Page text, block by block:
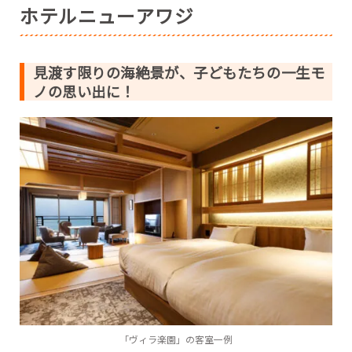
ホテルニューアワジ
見渡す限りの海絶景が、子どもたちの一生モ
ノの思い出に！
「ヴィラ楽園」の客室一例